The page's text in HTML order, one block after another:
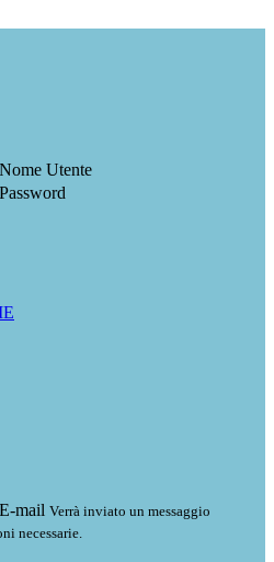
Nome Utente
Password
E-mail Verrà inviato un messaggio
necessarie.